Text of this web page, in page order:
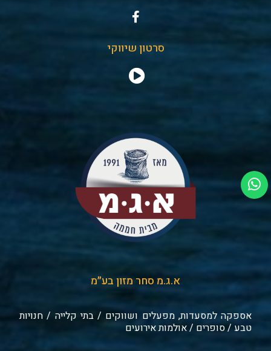
סרטון שיווקי
א.ג.מ סחר מזון בע״מ
אספקה למסעדות, מפעלים ושווקים / בתי קלייה / חנויות
טבע / סופרים / אולמות אירועים